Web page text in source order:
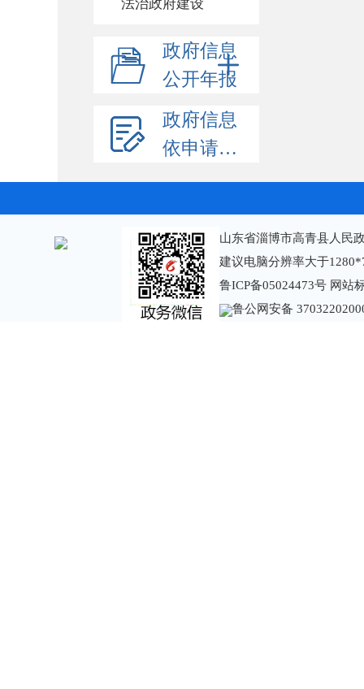
法治政府建设
政府信息
公开年报
政府信息
依申请公开
山东省淄博市高青县人民
建议电脑分辨率大于
鲁ICP备05024473号 网站
鲁公网安备